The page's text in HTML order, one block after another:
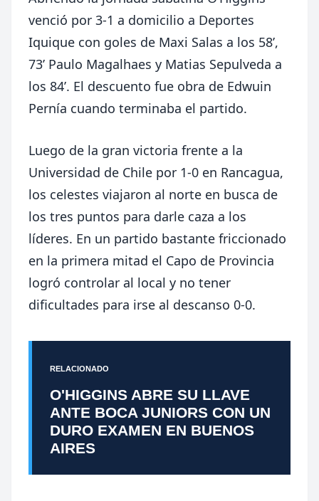
venció por 3-1 a domicilio a Deportes
Iquique con goles de Maxi Salas a los 58’,
73’ Paulo Magalhaes y Matias Sepulveda a
los 84’. El descuento fue obra de Edwuin
Pernía cuando terminaba el partido.
Luego de la gran victoria frente a la
Universidad de Chile por 1-0 en Rancagua,
los celestes viajaron al norte en busca de
los tres puntos para darle caza a los
líderes. En un partido bastante friccionado
en la primera mitad el Capo de Provincia
logró controlar al local y no tener
dificultades para irse al descanso 0-0.
RELACIONADO
O'HIGGINS ABRE SU LLAVE
ANTE BOCA JUNIORS CON UN
DURO EXAMEN EN BUENOS
AIRES